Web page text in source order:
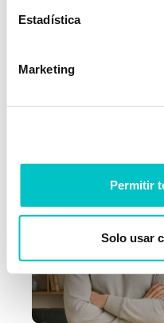
Estadística
Marketing
Permitir
Solo usar
Vicente del Bosque
FIFA como el
2012 y nos ha
magníficas sobre
criterios firmes
genere confianza,